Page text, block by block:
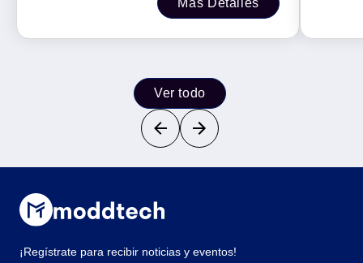
Más Detalles
Ver todo
¡Regístrate para recibir noticias y eventos!